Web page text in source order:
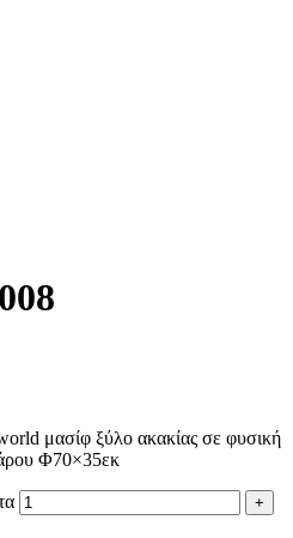
μασίφ ξύλο ακακίας σε φυσική
Φ70×35εκ